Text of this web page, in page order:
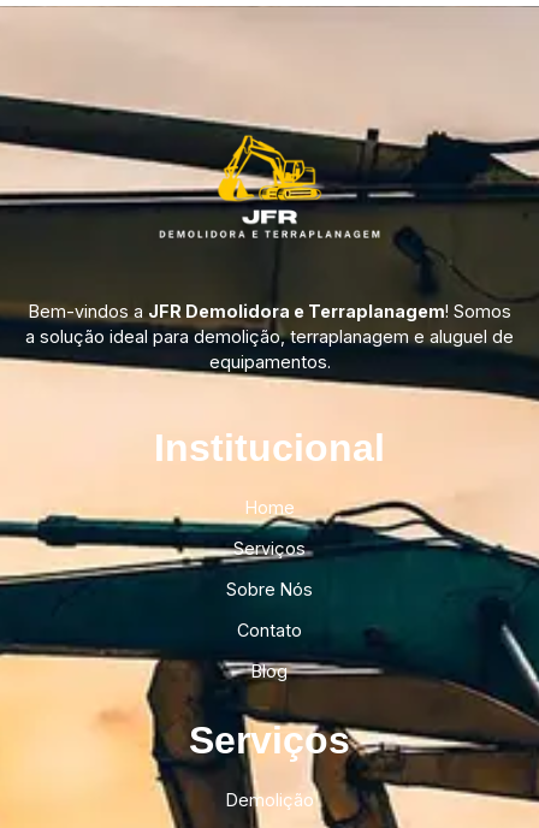
Bem-vindos a JFR Demolidora e Terraplanagem! Somos
a solução ideal para demolição, terraplanagem e aluguel de
equipamentos.
Institucional​
Home
Serviços
Sobre Nós
Contato
Blog
Serviços
Demolição